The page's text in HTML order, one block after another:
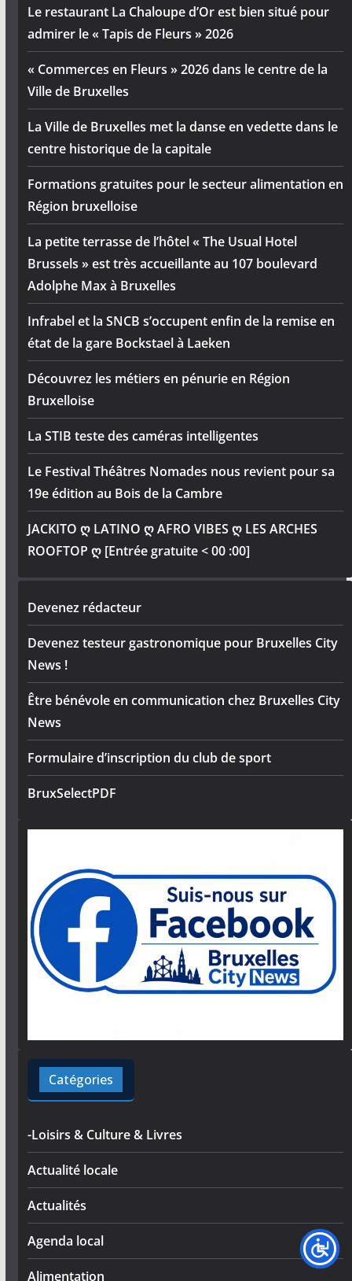
Le restaurant La Chaloupe d’Or est bien situé pour
admirer le « Tapis de Fleurs » 2026
« Commerces en Fleurs » 2026 dans le centre de la
Ville de Bruxelles
La Ville de Bruxelles met la danse en vedette dans le
centre historique de la capitale
Formations gratuites pour le secteur alimentation en
Région bruxelloise
La petite terrasse de l’hôtel « The Usual Hotel
Brussels » est très accueillante au 107 boulevard
Adolphe Max à Bruxelles
Infrabel et la SNCB s’occupent enfin de la remise en
état de la gare Bockstael à Laeken
Découvrez les métiers en pénurie en Région
Bruxelloise
La STIB teste des caméras intelligentes
Le Festival Théâtres Nomades nous revient pour sa
19e édition au Bois de la Cambre
JACKITO ღ LATINO ღ AFRO VIBES ღ LES ARCHES
ROOFTOP ღ [Entrée gratuite < 00 :00]
Devenez rédacteur
Devenez testeur gastronomique pour Bruxelles City
News !
Être bénévole en communication chez Bruxelles City
News
Formulaire d’inscription du club de sport
BruxSelectPDF
Catégories
-Loisirs & Culture & Livres
Actualité locale
Actualités
Agenda local
Alimentation